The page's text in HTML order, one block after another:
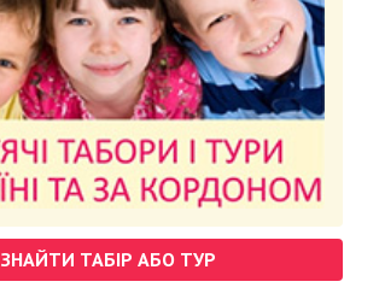
ЗНАЙТИ ТАБІР АБО ТУР